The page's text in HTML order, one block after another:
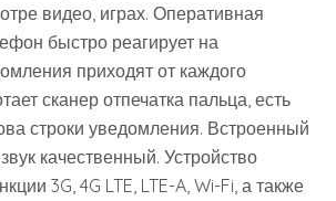
видео, играх. Оперативная
быстро реагирует на
приходят от каждого
сканер отпечатка пальца, есть
строки уведомления. Встроенный
качественный. Устройство
3G, 4G LTE, LTE-A, Wi-Fi, а также